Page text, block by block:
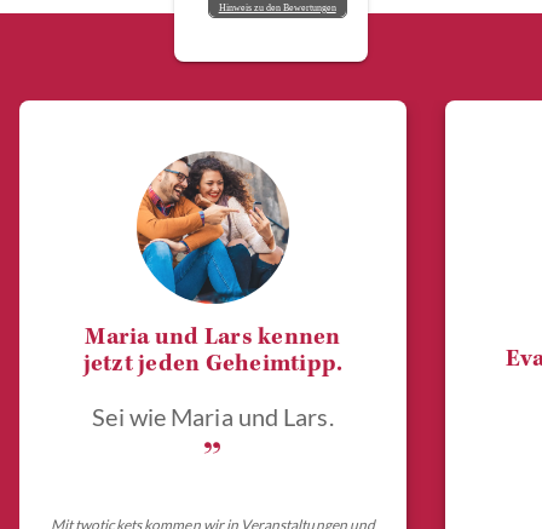
Hinweis zu den Bewertungen
Maria und Lars kennen
jetzt jeden Geheimtipp.
Sei wie Maria und Lars.
„
Mit twotickets kommen wir in Veranstaltungen und